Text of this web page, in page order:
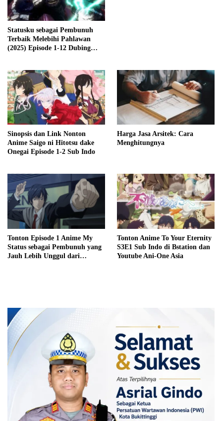
Statusku sebagai Pembunuh
Terbaik Melebihi Pahlawan
(2025) Episode 1-12 Dubing
Sinopsis dan Link Nonton
Anime Saigo ni Hitotsu dake
Onegai Episode 1-2 Sub Indo
Harga Jasa Arsitek: Cara
Menghitungnya
Tonton Episode 1 Anime My
Status sebagai Pembunuh yang
Jauh Lebih Unggul dari
Tonton Anime To Your Eternity
S3E1 Sub Indo di Bstation dan
Youtube Ani-One Asia